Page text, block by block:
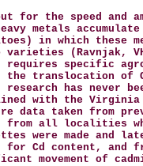
for the speed and
metals
in which these
varieties (Ravnjak,
requires specific
the translocation of
has never
with the
taken from
all localities
were made and
for Cd content,
movement of